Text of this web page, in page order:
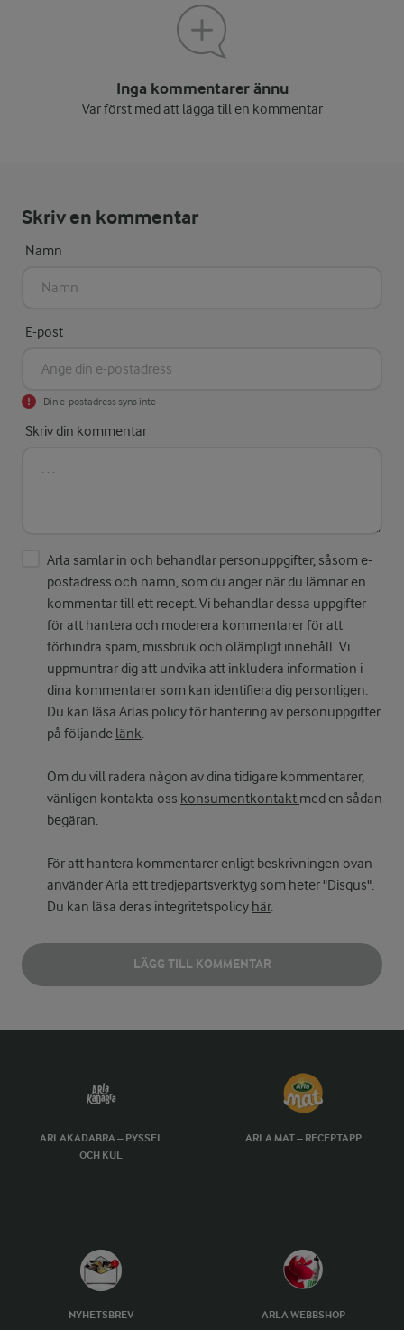
Inga kommentarer ännu
Var först med att lägga till en kommentar
Skriv en kommentar
Namn
E-post
Din e-postadress syns inte
Skriv din kommentar
Arla samlar in och behandlar personuppgifter, såsom e-
postadress och namn, som du anger när du lämnar en
kommentar till ett recept. Vi behandlar dessa uppgifter
för att hantera och moderera kommentarer för att
förhindra spam, missbruk och olämpligt innehåll. Vi
uppmuntrar dig att undvika att inkludera information i
dina kommentarer som kan identifiera dig personligen.
Du kan läsa Arlas policy för hantering av personuppgifter
på följande länk.
Om du vill radera någon av dina tidigare kommentarer,
vänligen kontakta oss konsumentkontakt med en sådan
begäran.
För att hantera kommentarer enligt beskrivningen ovan
använder Arla ett tredjepartsverktyg som heter "Disqus".
Du kan läsa deras integritetspolicy här.
LÄGG TILL KOMMENTAR
ARLAKADABRA – PYSSEL
OCH KUL
ARLA MAT – RECEPTAPP
NYHETSBREV ARLA WEBBSHOP